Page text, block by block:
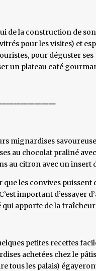
de la construction de
pour les visites) et
pour déguster
un plateau café
mignardises
au chocolat praliné
au citron avec un insert
les convives puissent
important d’essayer
qui apporte de la
petites recettes
achetées chez le
tous les palais)